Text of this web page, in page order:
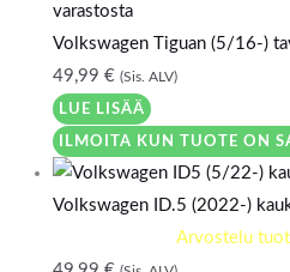
varastosta
Volkswagen Tiguan (5/16-)
49,99 € (Sis. ALV)
LUE LISÄÄ
ILMOITA KUN TUOTE ON
Volkswagen ID.5 (2022-)
Arvostelu